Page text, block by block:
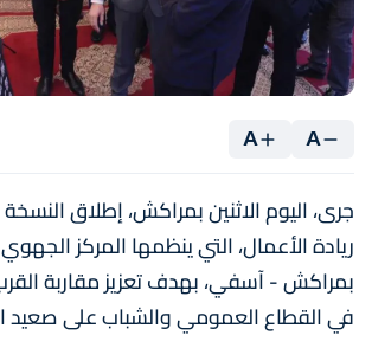
A
A
جرى، اليوم الاثنين بمراكش، إطلاق النسخة
ريادة الأعمال، التي ينظمها المركز
بمراكش - آسفي، بهدف تعزيز مقاربة
في القطاع العمومي والشباب على صعيد